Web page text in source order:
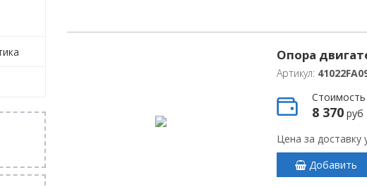
Опора
Артикул:
Стоимость
8 370руб
Цена за доставку
Добавить